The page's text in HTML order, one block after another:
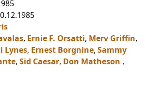
, Ernie F. Orsatti, Merv Griffin,
Lynes, Ernest Borgnine, Sammy
, Sid Caesar, Don Matheson ,